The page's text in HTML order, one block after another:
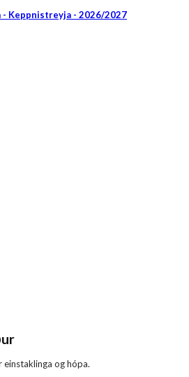
Keppnistreyja - 2026/2027
og hópa.